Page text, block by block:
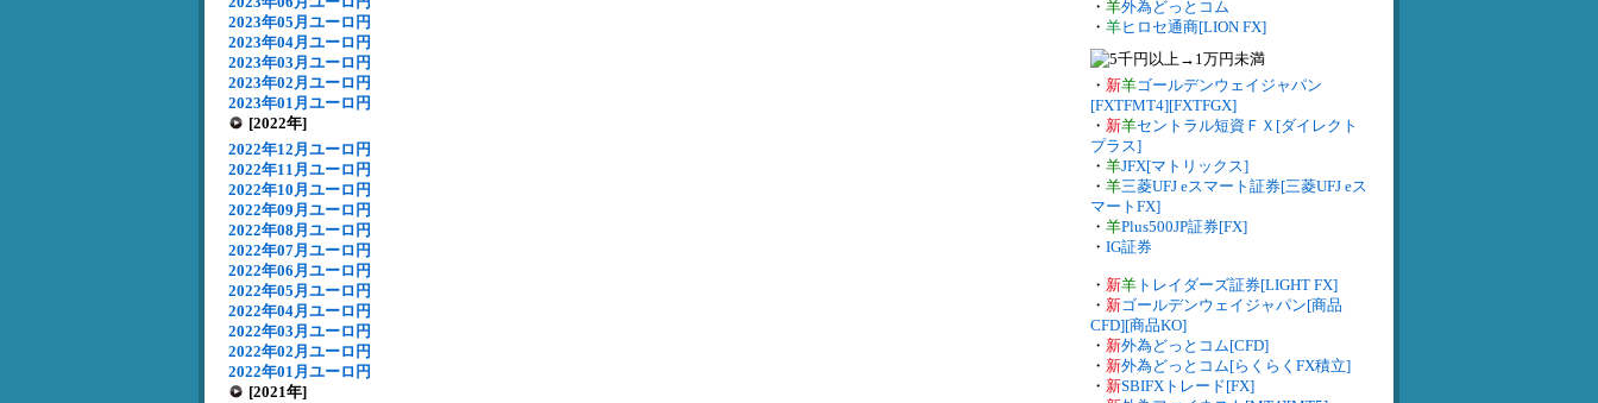
2023年05月ユーロ円
2023年04月ユーロ円
2023年03月ユーロ円
2023年02月ユーロ円
2023年01月ユーロ円
[2022年]
2022年12月ユーロ円
2022年11月ユーロ円
2022年10月ユーロ円
2022年09月ユーロ円
2022年08月ユーロ円
2022年07月ユーロ円
2022年06月ユーロ円
2022年05月ユーロ円
2022年04月ユーロ円
2022年03月ユーロ円
2022年02月ユーロ円
2022年01月ユーロ円
[2021年]
・ 羊外為どっとコム
・ 羊ヒロセ通商[LION FX]
・ 新羊ゴールデンウェイジャパン
[FXTFMT4][FXTFGX]
・ 新羊セントラル短資ＦＸ[ダイレクト
プラス]
・ 羊JFX[マトリックス]
・ 羊三菱UFJ eスマート証券[三菱UFJ eス
マートFX]
・ 羊Plus500JP証券[FX]
・ IG証券
・ 新羊 トレイダーズ証券[LIGHT FX]
・ 新ゴールデンウェイジャパン[商品
CFD][商品KO]
・ 新外為どっとコム[CFD]
・ 新外為どっとコム[らくらくFX積立]
・ 新SBIFXトレード[FX]